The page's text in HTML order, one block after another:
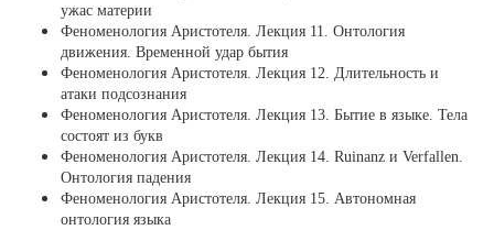
ужас материи
Феноменология Аристотеля. Лекция 11. Онтология
движения. Временной удар бытия
Феноменология Аристотеля. Лекция 12. Длительность и
атаки подсознания
Феноменология Аристотеля. Лекция 13. Бытие в языке. Тела
соcтоят из букв
Феноменология Аристотеля. Лекция 14. Ruinanz и Verfallen.
Онтология падения
Феноменология Аристотеля. Лекция 15. Автономная
онтология языка